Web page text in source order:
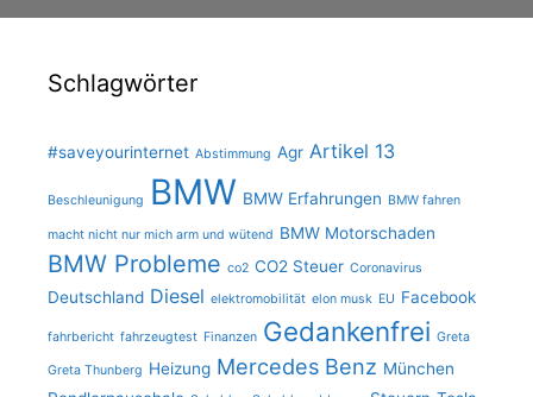
Schlagwörter
#saveyourinternet Abstimmung Agr Artikel 13
Beschleunigung BMW BMW Erfahrungen BMW fahren
macht nicht nur mich arm und wütend BMW Motorschaden
BMW Probleme co2 CO2 Steuer Coronavirus
Deutschland Diesel elektromobilität elon musk EU Facebook
fahrbericht fahrzeugtest Finanzen Gedankenfrei Greta
Greta Thunberg Heizung Mercedes Benz München